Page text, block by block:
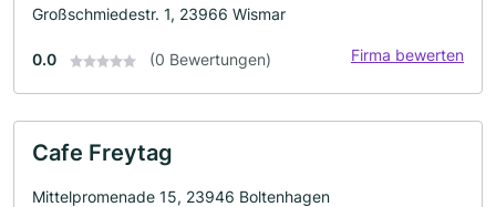
Großschmiedestr. 1, 23966 Wismar
0.0 (0 Bewertungen) Firma bewerten
Cafe Freytag
Mittelpromenade 15, 23946 Boltenhagen